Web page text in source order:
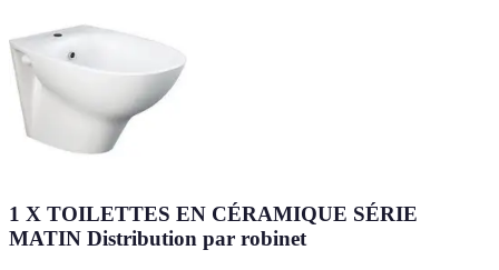
1 X TOILETTES EN CÉRAMIQUE SÉRIE
MATIN Distribution par robinet